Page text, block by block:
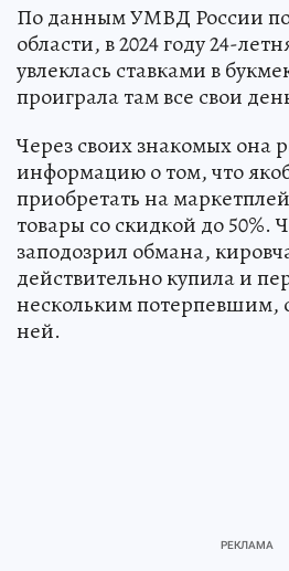
По данным УМВД России
области, в 2024 году 24-
увлеклась ставками в
проиграла там все свои
Через своих знакомых она
информацию о том, что
приобретать на
товары со скидкой до 50%.
заподозрил обмана,
действительно купила и
нескольким потерпевшим,
ней.